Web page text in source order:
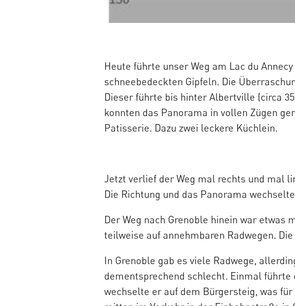
Heute führte unser Weg am Lac du
schneebedeckten Gipfeln. Die
Dieser führte bis hinter Albertville (circa
konnten das Panorama in vollen Zügen
Patisserie. Dazu zwei leckere Küchlein.
Jetzt verlief der Weg mal rechts und mal
Die Richtung und das Panorama
Der Weg nach Grenoble hinein war etwas
teilweise auf annehmbaren Radwegen.
In Grenoble gab es viele Radwege,
dementsprechend schlecht. Einmal
wechselte er auf dem Bürgersteig, was